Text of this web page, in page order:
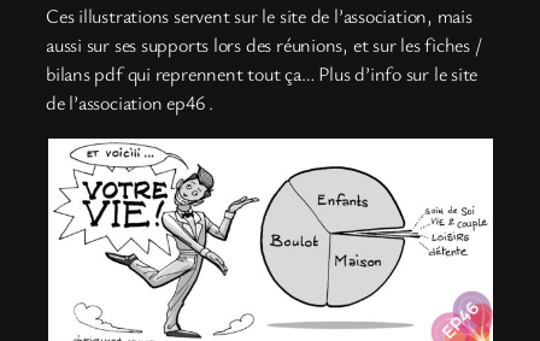
Ces illustrations servent sur le site de l’association, mais
aussi sur ses supports lors des réunions, et sur les fiches /
bilans pdf qui reprennent tout ça… Plus d’info sur le site
de l’association ep46 .